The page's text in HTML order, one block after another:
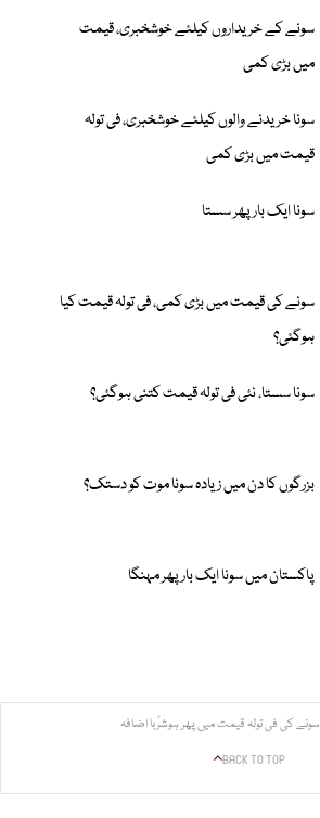
سونے کے خریداروں کیلئے خوشخبری، قیمت
میں بڑی کمی
سونا خریدنے والوں کیلئے خوشخبری، فی تولہ
قیمت میں بڑی کمی
سونا ایک بار پھر سستا
سونے کی قیمت میں بڑی کمی، فی تولہ قیمت کیا
ہوگئی؟
سونا سستا، نئی فی تولہ قیمت کتنی ہوگئی؟
بزرگوں کا دن میں زیادہ سونا موت کو دستک؟
پاکستان میں سونا ایک بار پھر مہنگا
سونے کی فی تولہ قیمت میں پھر ہوشرُبا اضافہ
BACK TO TOP